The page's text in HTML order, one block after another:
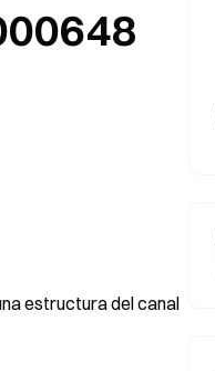
estructura del canal